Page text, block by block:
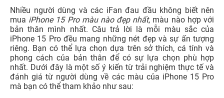
Nhiều người dùng và các iFan đau đầu không biết nên
mua iPhone 15 Pro màu nào đẹp nhất, màu nào hợp với
bản thân mình nhất. Câu trả lời là mỗi màu sắc của
iPhone 15 Pro đều mang những nét đẹp và sự ấn tượng
riêng. Bạn có thể lựa chọn dựa trên sở thích, cá tính và
phong cách của bản thân để có sự lựa chọn phù hợp
nhất. Dưới đây là một số ý kiến từ trải nghiệm thực tế và
đánh giá từ người dùng về các màu của iPhone 15 Pro
mà bạn có thể tham khảo như sau: